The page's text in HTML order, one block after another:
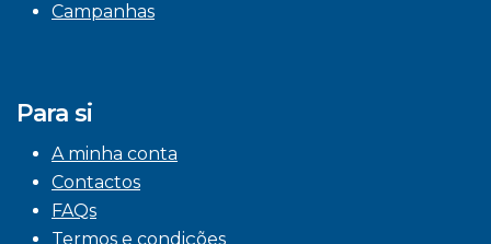
Campanhas
Para si
A minha conta
Contactos
FAQs
Termos e condições